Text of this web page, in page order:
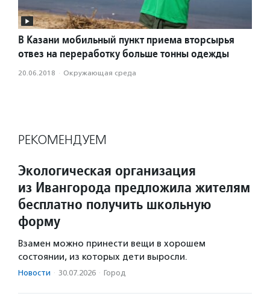
В Казани мобильный пункт приема вторсырья
отвез на переработку больше тонны одежды
20.06.2018 · Окружающая среда
РЕКОМЕНДУЕМ
Экологическая организация
из Ивангорода предложила жителям
бесплатно получить школьную
форму
Взамен можно принести вещи в хорошем
состоянии, из которых дети выросли.
Новости · 30.07.2026 · Город